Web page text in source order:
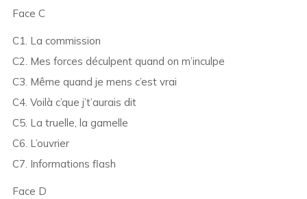
Face C
C1. La commission
C2. Mes forces déculpent quand on m’inculpe
C3. Même quand je mens c’est vrai
C4. Voilà c’que j’t’aurais dit
C5. La truelle, la gamelle
C6. L’ouvrier
C7. Informations flash
Face D